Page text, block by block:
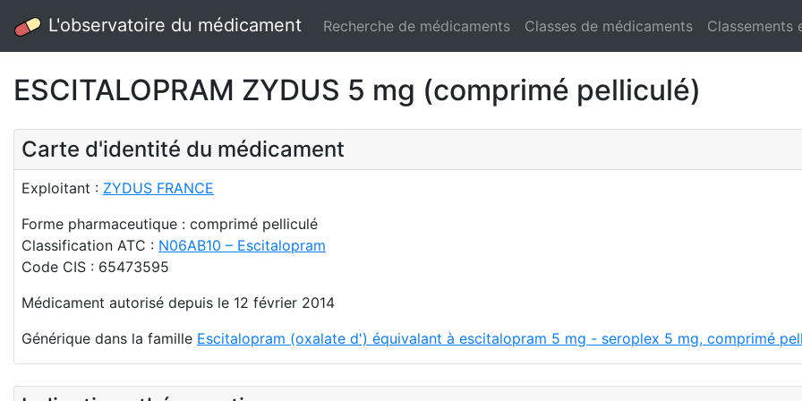
L'observatoire du médicament Recherche de médicaments Classes de médicaments Classements
ESCITALOPRAM ZYDUS 5 mg (comprimé pelliculé)
Carte d'identité du médicament
Exploitant : ZYDUS FRANCE
Forme pharmaceutique : comprimé pelliculé
Classification ATC : N06AB10 – Escitalopram
Code CIS : 65473595
Médicament autorisé depuis le 12 février 2014
Générique dans la famille Escitalopram (oxalate d') équivalant à escitalopram 5 mg - seroplex 5 mg, comprimé